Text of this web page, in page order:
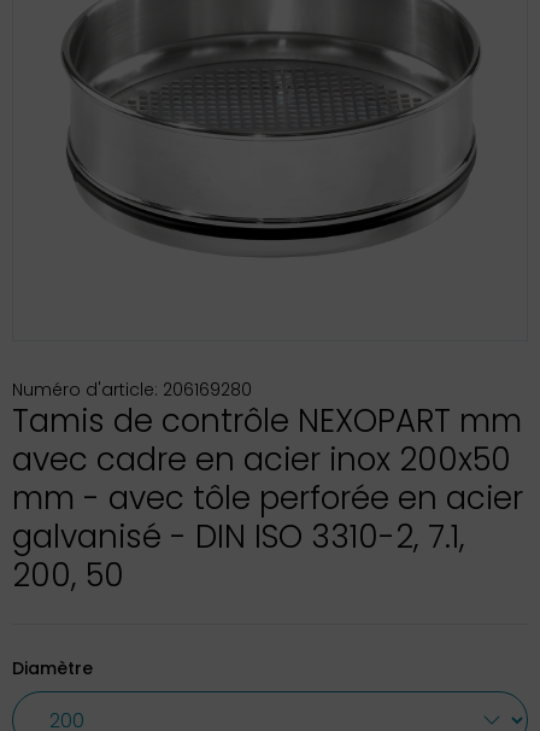
Numéro d'article: 206169280
Tamis de contrôle NEXOPART mm
avec cadre en acier inox 200x50
mm - avec tôle perforée en acier
galvanisé - DIN ISO 3310-2, 7.1,
200, 50
Diamètre